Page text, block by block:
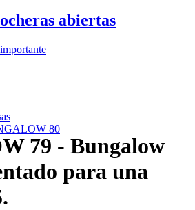
abiertas
80
79 - Bungalow
para una